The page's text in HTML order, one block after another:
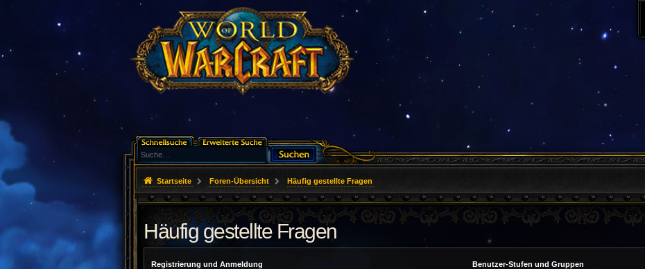
Startseite Foren-Übersicht Häufig gestellte Fragen
Häufig gestellte Fragen
Registrierung und Anmeldung
Benutzer-Stufen und Gruppen